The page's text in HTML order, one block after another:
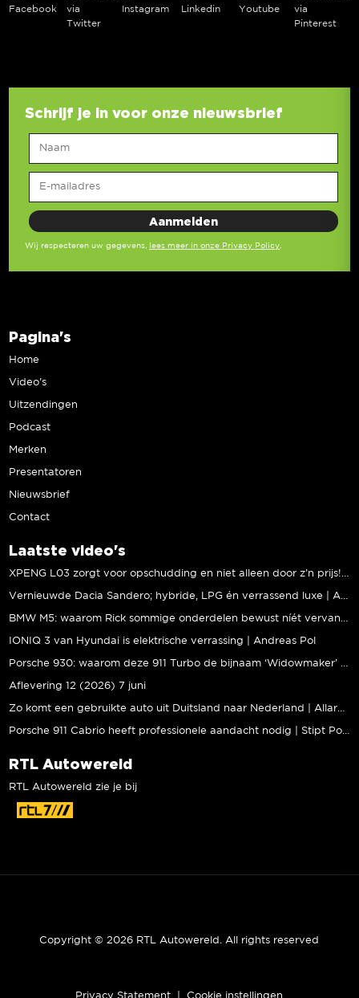
Facebook
via
Twitter
Instagram
Linkedin
Youtube
via
Pinterest
Schrijf je in voor onze nieuwsbrief
Wij respecteren uw gegevens, lees meer in onze Privacy Policy
Pagina's
Home
Video’s
Uitzendingen
Podcast
Merken
Presentatoren
Nieuwsbrief
Contact
Laatste video's
IONIQ 3 van Hyundai is elektrische verrassing | Andreas Pol
Aflevering 12 (2026) 7 juni
RTL Autowereld
RTL Autowereld zie je bij
Copyright © 2026 RTL Autowereld. All rights reserved
Privacy Statement Cookie instellingen